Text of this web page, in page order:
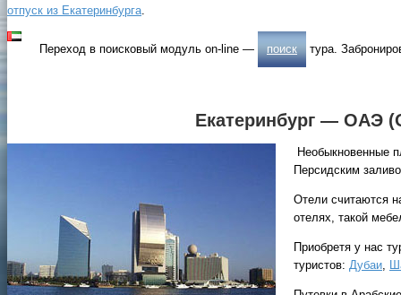
отпуск из Екатеринбурга
Переход в поисковый модуль on-line — поиск тура.
Екатеринбург — ОАЭ
Необыкновенные
Персидским
Отели считаются
отелях, такой
Приобретя у нас
туристов: Дубаи,